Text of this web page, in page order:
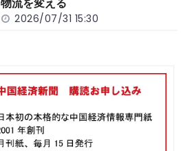
物流を変える
2026/07/31 15:30